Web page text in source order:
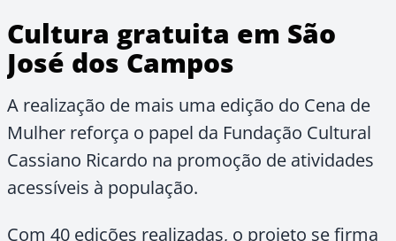
Cultura gratuita em São
José dos Campos
A realização de mais uma edição do Cena de
Mulher reforça o papel da Fundação Cultural
Cassiano Ricardo na promoção de atividades
acessíveis à população.
Com 40 edições realizadas, o projeto se firma